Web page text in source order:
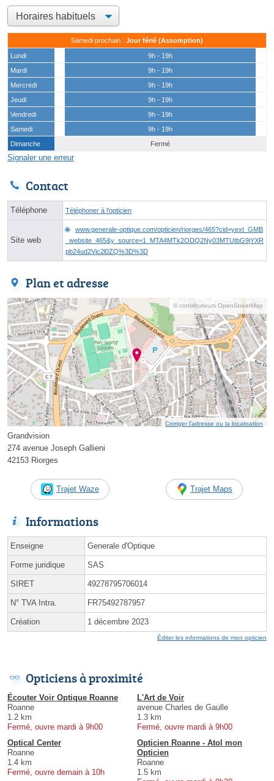
Samedi prochain : Jour férié (Assomption)
Lundi
9h - 19h
Mardi
9h - 19h
Mercredi
9h - 19h
Jeudi
9h - 19h
Vendredi
9h - 19h
Samedi
9h - 19h
Dimanche
Fermé
Signaler une erreur
Contact
Téléphone Téléphoner à l'opticien
Site web
www.generale-optique.com/opticien/riorges/465?cid=yext_GMB
_website_465&y_source=1_MTA4MTk2ODQ2Ny03MTUtbG9jYXR
pb24ud2Vic2l0ZQ%3D%3D
Plan et adresse
© contributeurs OpenStreetMap
Corriger l’adresse ou la localisation
Grandvision
274 avenue Joseph Gallieni
42153 Riorges
Trajet Waze Trajet Maps
Informations
Enseigne Generale d'Optique
Forme juridique SAS
SIRET 49278795706014
N° TVA Intra. FR75492787957
Création 1 décembre 2023
Éditer les informations de mon opticien
Opticiens à proximité
Écouter Voir Optique Roanne
Roanne
1.2 km
Fermé, ouvre mardi à 9h00
L'Art de Voir
avenue Charles de Gaulle
1.3 km
Fermé, ouvre mardi à 9h00
Optical Center
Roanne
1.4 km
Fermé, ouvre demain à 10h
Opticien Roanne - Atol mon
Opticien
Roanne
1.5 km